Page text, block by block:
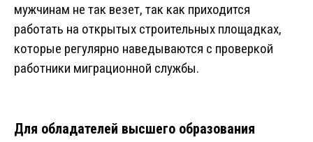
мужчинам не так везет, так как приходится
работать на открытых строительных площадках,
которые регулярно наведываются с проверкой
работники миграционной службы.
Для обладателей высшего образования